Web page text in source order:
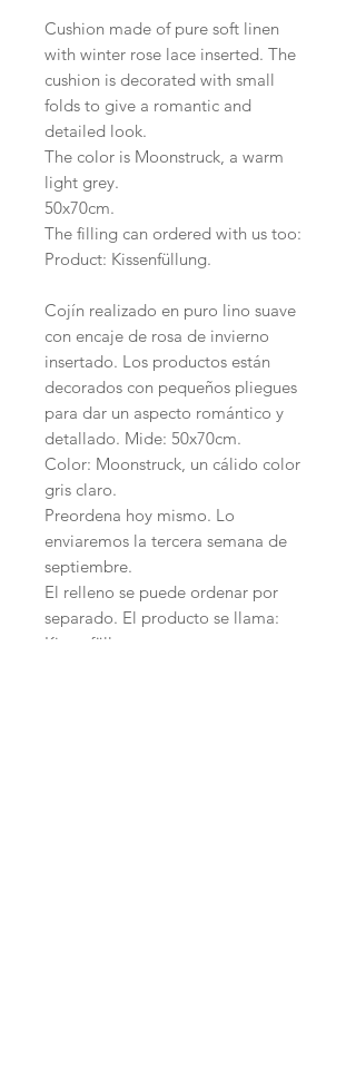
Cushion made of pure soft linen
with winter rose lace inserted. The
cushion is decorated with small
folds to give a romantic and
detailed look.
The color is Moonstruck, a warm
light grey.
50x70cm.
The filling can ordered with us too:
Product: Kissenfüllung.
Cojín realizado en puro lino suave
con encaje de rosa de invierno
insertado. Los productos están
decorados con pequeños pliegues
para dar un aspecto romántico y
detallado. Mide: 50x70cm.
Color: Moonstruck, un cálido color
gris claro.
Preordena hoy mismo. Lo
enviaremos la tercera semana de
septiembre.
El relleno se puede ordenar por
separado. El producto se llama:
Kissenfüllung.